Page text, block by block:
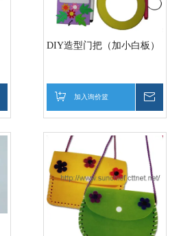
DIY造型门把（加小白板）
加入询价篮